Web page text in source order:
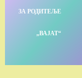
ЗА РОДИТЕЉЕ
„ВАЈАТ“